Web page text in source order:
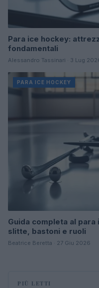
Para ice hockey:
fondamentali
Alessandro Tassinari · 3 Lug
PARA ICE HOCKEY
Guida completa al
slitte, bastoni e ruoli
Beatrice Beretta · 27 Giu 2026
PIÙ LETTI